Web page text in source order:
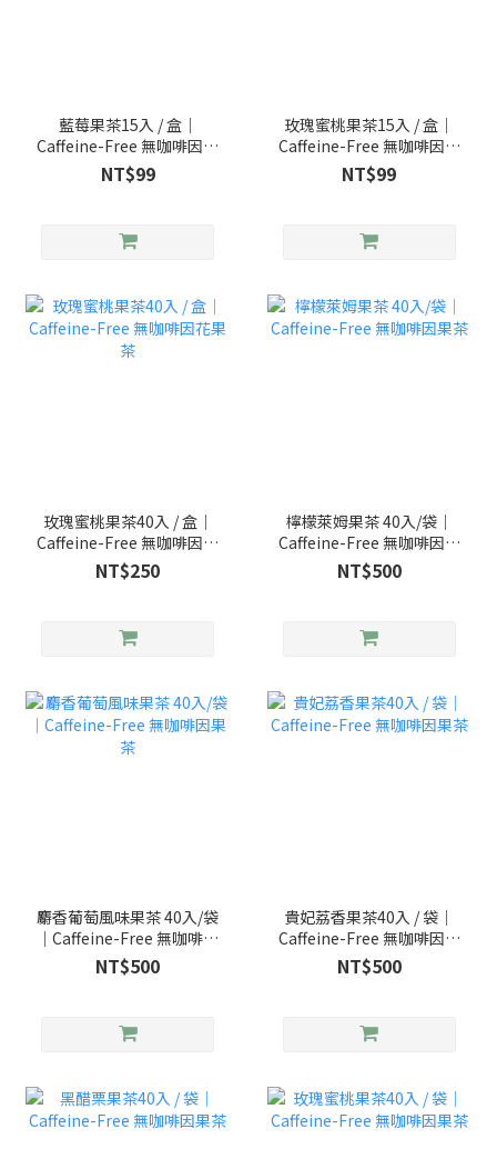
藍莓果茶15入 / 盒｜
Caffeine-Free 無咖啡因花
草茶
NT$99
玫瑰蜜桃果茶15入 / 盒｜
Caffeine-Free 無咖啡因花
果茶
NT$99
玫瑰蜜桃果茶40入 / 盒｜
Caffeine-Free 無咖啡因花
果茶
NT$250
檸檬萊姆果茶 40入/袋｜
Caffeine-Free 無咖啡因果
茶
NT$500
麝香葡萄風味果茶 40入/袋
｜Caffeine-Free 無咖啡因
果茶
NT$500
貴妃荔香果茶40入 / 袋｜
Caffeine-Free 無咖啡因果
茶
NT$500